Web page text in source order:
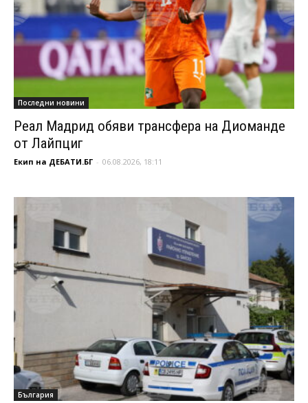
Последни новини
Реал Мадрид обяви трансфера на Диоманде
от Лайпциг
Екип на ДЕБАТИ.БГ - 06.08.2026, 18:11
България